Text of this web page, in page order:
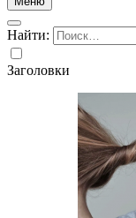
Найти:
Заголовки